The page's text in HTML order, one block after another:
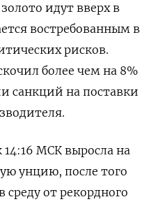
идут вверх в
востребованным в
рисков.
более чем на 8%
санкций на поставки
14:16 МСК выросла на
унцию, после того
среду от рекордного